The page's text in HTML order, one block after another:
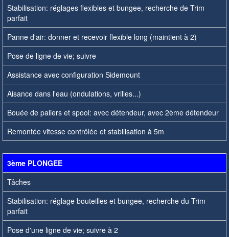
Stabilisation: réglages flexibles et bungee, recherche de Trim
parfait
Panne d'air: donner et recevoir flexible long (maintient à 2)
Pose de ligne de vie; suivre
Assistance avec configuration Sidemount
Aisance dans l'eau (ondulations, vrilles...)
Bouée de paliers et spool: avec détendeur, avec 2ème détendeur
Remontée vitesse contrôlée et stabilisation à 5m
3ème PLONGEE
Tâches
Stabilisation: réglage bouteilles et bungee, recherche du Trim
parfait
Pose d'une ligne de vie; suivre à 2